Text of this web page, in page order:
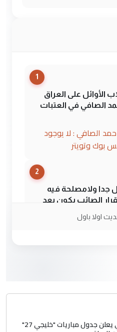
1
الأوائل على العراق
الصافي في العتبات
الصافي : لا يوجود
بوك وتويتر
2
جدا ولامصلحة فيه
الصائب يكون بعد
ومن اصول عريقة
على صدام حسين سل
اولا باول
الاتحاد الخليجي يعلن جدول مباريات "خليجي 27"